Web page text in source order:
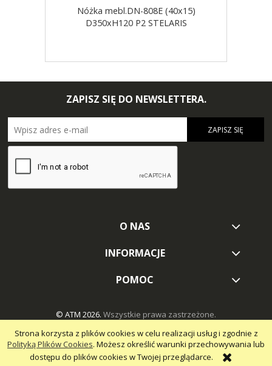
Strona korzysta z plików cookies w celu realizacji usług i zgodnie z
Polityką Plików Cookies. Możesz określić warunki przechowywania lub
dostępu do plików cookies w Twojej przeglądarce.
Nóżka mebl.DN-808E (40x15)
D350xH120 P2 STELARIS
ZAPISZ SIĘ DO NEWSLETTERA.
ZAPISZ SIĘ
O NAS
INFORMACJE
POMOC
© ATM 2026. Wszystkie prawa zastrzeżone.
pokaż pełną wersję strony